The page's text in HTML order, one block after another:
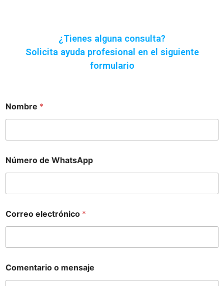
¿Tienes alguna consulta?
Solicita ayuda profesional en el siguiente
formulario
Nombre *
Número de WhatsApp
Correo electrónico *
Comentario o mensaje